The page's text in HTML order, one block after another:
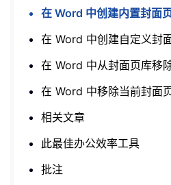
在 Word 中创建内置封面
在 Word 中创建自定义封
在 Word 中从封面页库移
在 Word 中移除当前封面
相关文章
此最佳办公效率工具
批注